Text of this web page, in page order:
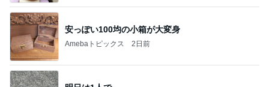
安っぽい100均の小箱が大変身
Amebaトピックス 2日前